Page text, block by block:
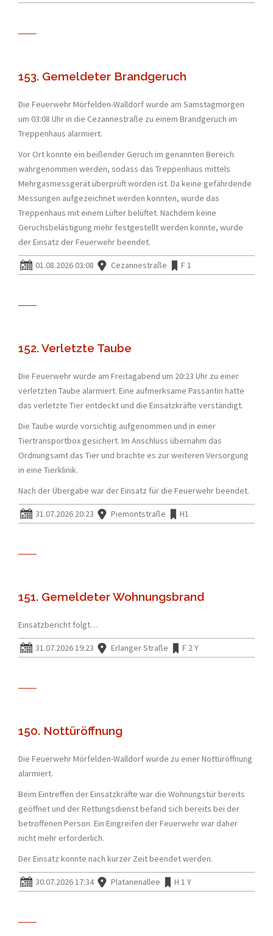
153. Gemeldeter Brandgeruch
Die Feuerwehr Mörfelden-Walldorf wurde am Samstagmorgen
um 03:08 Uhr in die Cezannestraße zu einem Brandgeruch im
Treppenhaus alarmiert.
Vor Ort konnte ein beißender Geruch im genannten Bereich
wahrgenommen werden, sodass das Treppenhaus mittels
Mehrgasmessgerät überprüft worden ist. Da keine gefährdende
Messungen aufgezeichnet werden konnten, wurde das
Treppenhaus mit einem Lüfter belüftet. Nachdem keine
Geruchsbelästigung mehr festgestellt werden konnte, wurde
der Einsatz der Feuerwehr beendet.
01.08.2026 03:08 Cezannestraße F 1
152. Verletzte Taube
Die Feuerwehr wurde am Freitagabend um 20:23 Uhr zu einer
verletzten Taube alarmiert. Eine aufmerksame Passantin hatte
das verletzte Tier entdeckt und die Einsatzkräfte verständigt.
Die Taube wurde vorsichtig aufgenommen und in einer
Tiertransportbox gesichert. Im Anschluss übernahm das
Ordnungsamt das Tier und brachte es zur weiteren Versorgung
in eine Tierklinik.
Nach der Übergabe war der Einsatz für die Feuerwehr beendet.
31.07.2026 20:23 Piemontstraße H1
151. Gemeldeter Wohnungsbrand
Einsatzbericht folgt…
31.07.2026 19:23 Erlanger Straße F 2 Y
150. Nottüröffnung
Die Feuerwehr Mörfelden-Walldorf wurde zu einer Nottüröffnung
alarmiert.
Beim Eintreffen der Einsatzkräfte war die Wohnungstür bereits
geöffnet und der Rettungsdienst befand sich bereits bei der
betroffenen Person. Ein Eingreifen der Feuerwehr war daher
nicht mehr erforderlich.
Der Einsatz konnte nach kurzer Zeit beendet werden.
30.07.2026 17:34 Platanenallee H 1 Y